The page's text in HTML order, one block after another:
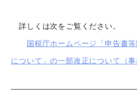
詳しくは次をご覧ください。
国税庁ホームページ「申告書
について」の一部改正について（事